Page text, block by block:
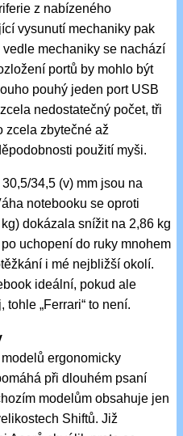
z nabízeného
vysunutí mechaniky pak
mechaniky se nachází
portů by mohlo být
pouhý jeden port USB
nedostatečný počet, tři
zcela zbytečné až
použití myši.
34,5 (v) mm jsou na
notebooku se oproti
dokázala snížit na 2,86 kg
uchopení do ruky mnohem
i mé nejbližší okolí.
ideální, pokud ale
„Ferrari“ to není.
ergonomicky
při dlouhém psaní
modelům obsahuje jen
Shiftů. Již